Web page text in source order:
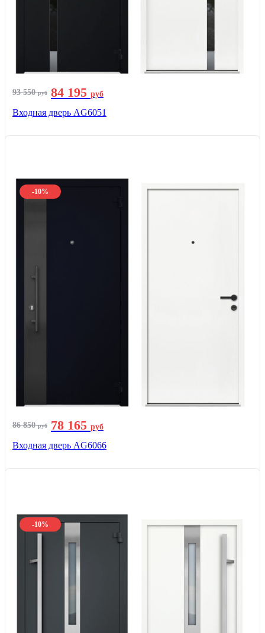
93 550руб 84 195 руб
Входная дверь AG6051
-10%
86 850руб 78 165 руб
Входная дверь AG6066
-10%